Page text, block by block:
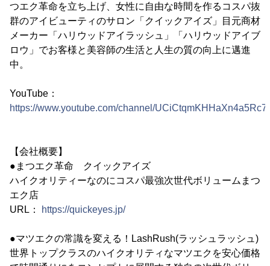
つエク革命を立ち上げ、女性に自由な時間を作るコスパ抜
群のアイビューティのサロン「クイックアイズ」目元商材
メーカー「ハリウッドアイラッシュ」「ハリウッドアイブ
ロウ」でお客様と美容師の生活と人生の質の向上に邁進
中。
YouTube：
https://www.youtube.com/channel/
【会社概要】
●まつエク革命 クイックアイズ
ハイクオリティーなのにコスパ最強次世代ボリュームまつ
エク店
URL：
https://quickeyes.jp/
●マツエクの常識を変える！LashRush(ラッシュラッシュ)
世界トップクラスのハイクオリティなマツエクを安心価格